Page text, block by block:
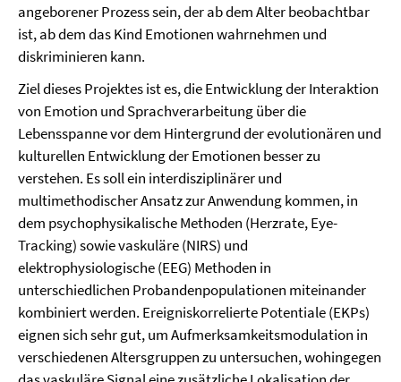
angeborener Prozess sein, der ab dem Alter beobachtbar
ist, ab dem das Kind Emotionen wahrnehmen und
diskriminieren kann.
Ziel dieses Projektes ist es, die Entwicklung der Interaktion
von Emotion und Sprachverarbeitung über die
Lebensspanne vor dem Hintergrund der evolutionären und
kulturellen Entwicklung der Emotionen besser zu
verstehen. Es soll ein interdisziplinärer und
multimethodischer Ansatz zur Anwendung kommen, in
dem psychophysikalische Methoden (Herzrate, Eye-
Tracking) sowie vaskuläre (NIRS) und
elektrophysiologische (EEG) Methoden in
unterschiedlichen Probandenpopulationen miteinander
kombiniert werden. Ereigniskorrelierte Potentiale (EKPs)
eignen sich sehr gut, um Aufmerksamkeitsmodulation in
verschiedenen Altersgruppen zu untersuchen, wohingegen